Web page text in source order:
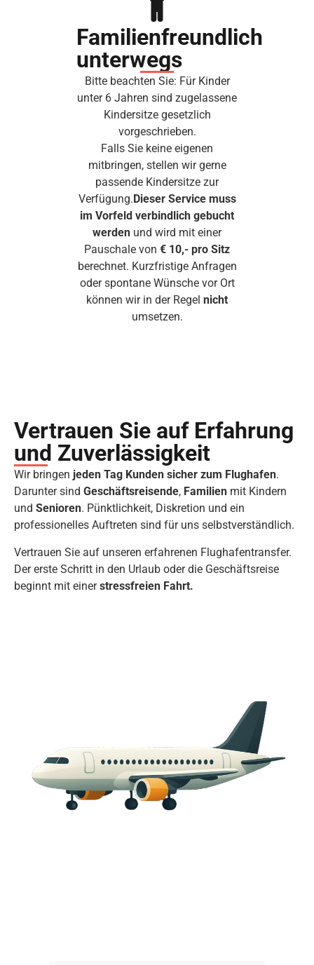
Familienfreundlich
unterwegs
Bitte beachten Sie: Für Kinder
unter 6 Jahren sind zugelassene
Kindersitze gesetzlich
vorgeschrieben.
Falls Sie keine eigenen
mitbringen, stellen wir gerne
passende Kindersitze zur
Verfügung.Dieser Service muss
im Vorfeld verbindlich gebucht
werden und wird mit einer
Pauschale von € 10,- pro Sitz
berechnet. Kurzfristige Anfragen
oder spontane Wünsche vor Ort
können wir in der Regel nicht
umsetzen.
Vertrauen Sie auf Erfahrung
und Zuverlässigkeit
Wir bringen jeden Tag Kunden sicher zum Flughafen.
Darunter sind Geschäftsreisende, Familien mit Kindern
und Senioren. Pünktlichkeit, Diskretion und ein
professionelles Auftreten sind für uns selbstverständlich.
Vertrauen Sie auf unseren erfahrenen Flughafentransfer.
Der erste Schritt in den Urlaub oder die Geschäftsreise
beginnt mit einerstressfreien Fahrt.